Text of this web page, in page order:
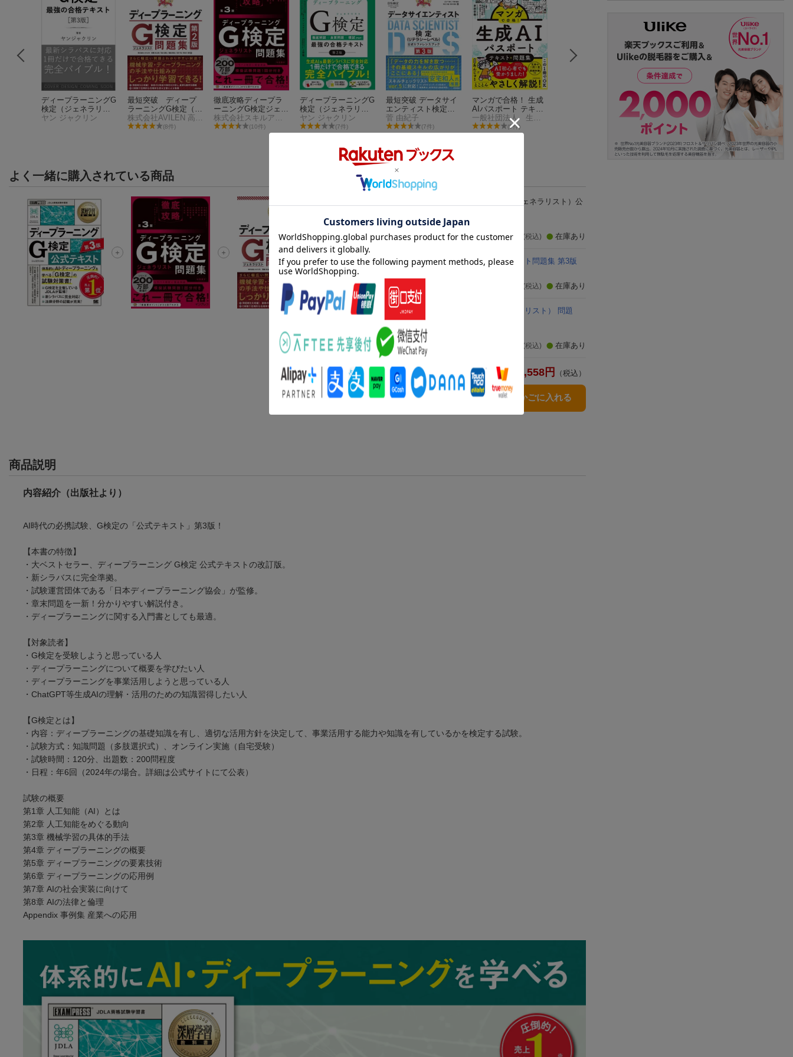
ディープラーニングG
検定（ジェネラリス
ト）最強の合格テキ
ヤン ジャクリン
最短突破 ディープ
ラーニングG検定（ジ
ェネラリスト） 問題
集 第2版(8件)
徹底攻略ディープラ
ーニングG検定ジェネ
ラリスト問題集 第3版
(10件)
ディープラーニングG
検定（ジェネラリス
ト）最強の合格テキ
スト［第2版］
ヤン ジャクリン
(7件)
最短突破 データサイ
エンティスト検定
（リテラシーレベ
ル）公式リファレン
スブック 第3版
菅 由紀子
(7件)
マンガで合格！ 生成
AIパスポート テキス
ト＆問題集
(9件)
ディープラーニングG
検定（ジェネラリス
ト）最強の合格問題
スッキリわかる デ
ィープラーニングG検
定（ジェネラリス
ト） テキスト＆問
題演習 第3版
株式会社クロノス／著
公式テキスト第4
応版 生成AIパス
ト テキスト＆問
(16件)
よく一緒に購入されている商品
深層学習教科書 ディープラーニング G検定（ジェネラリスト）公
一般社団法人日本ディープラーニング協会
2024年05月27日頃発売／ 翔泳社 3,080円 (税込) 在庫あり
徹底攻略ディープラーニングG検定ジェネラリスト問題集 第3版
株式会社スキルアップNeXt 小縣 信也
2024年09月25日頃発売
(税込) 在庫あり
最短突破 ディープラーニングG検定（ジェネラリスト） 問題
集 第2版
株式会社AVILEN 高橋 光太郎
2022年08月25日頃発売
(税込) 在庫あり
合計 8,558 円 （税込）
3点とも買い物かごに入れる
商品説明
内容紹介（出版社より）
AI時代の必携試験、G検定の「公式テキスト」第3版！
【本書の特徴】
・大ベストセラー、ディープラーニング G検定 公式テキストの改訂版。
・新シラバスに完全準拠。
・試験運営団体である「日本ディープラーニング協会」が監修。
・章末問題を一新！分かりやすい解説付き。
・ディープラーニングに関する入門書としても最適。
【対象読者】
・G検定を受験しようと思っている人
・ディープラーニングについて概要を学びたい人
・ディープラーニングを事業活用しようと思っている人
・ChatGPT等生成AIの理解・活用のための知識習得したい人
【G検定とは】
・内容：ディープラーニングの基礎知識を有し、適切な活用方針を決定して、事業活用する能力や知識を有しているかを検定する試験。
・試験方式：知識問題（多肢選択式）、オンライン実施（自宅受験）
・試験時間：120分、出題数：200問程度
・日程：年6回（2024年の場合。詳細は公式サイトにて公表）
試験の概要
第1章 人工知能（AI）とは
第2章 人工知能をめぐる動向
第3章 機械学習の具体的手法
第4章 ディープラーニングの概要
第5章 ディープラーニングの要素技術
第6章 ディープラーニングの応用例
第7章 AIの社会実装に向けて
第8章 AIの法律と倫理
Appendix 事例集 産業への応用